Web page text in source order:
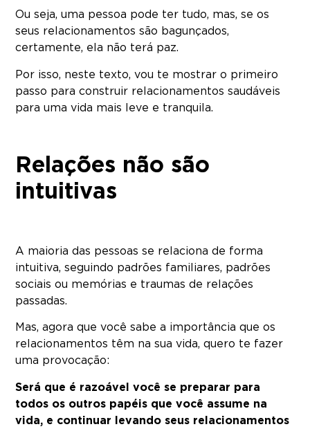
Ou seja, uma pessoa pode ter tudo, mas, se os
seus relacionamentos são bagunçados,
certamente, ela não terá paz.
Por isso, neste texto, vou te mostrar o primeiro
passo para construir relacionamentos saudáveis
para uma vida mais leve e tranquila.
Relações não são
intuitivas
A maioria das pessoas se relaciona de forma
intuitiva, seguindo padrões familiares, padrões
sociais ou memórias e traumas de relações
passadas.
Mas, agora que você sabe a importância que os
relacionamentos têm na sua vida, quero te fazer
uma provocação:
Será que é razoável você se preparar para
todos os outros papéis que você assume na
vida, e continuar levando seus relacionamentos